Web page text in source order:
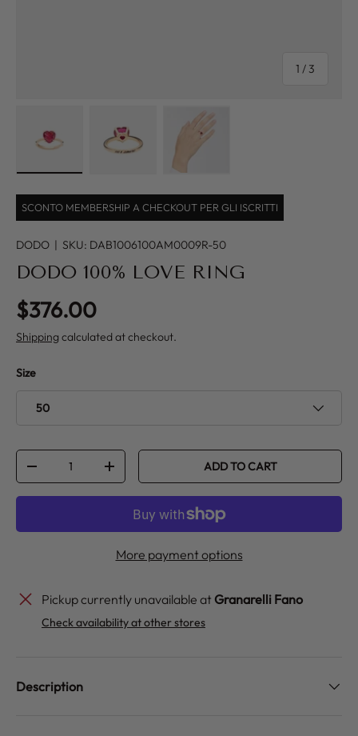
1 / of
3
SCONTO MEMBERSHIP A CHECKOUT PER GLI ISCRITTI
DODO | SKU: DAB1006100AM0009R-50
DODO 100% LOVE RING
Regular price
$376.00
Shipping calculated at checkout.
Size
50
Qty
DECREASE QUANTITYINCREASE QUANTITYADD TO CART
More payment options
Pickup currently unavailable at Granarelli Fano
Check availability at other stores
Description